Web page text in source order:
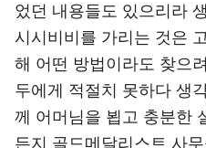
었던 내용들도 있으리라
시시비비를 가리는 것은
해 어떤 방법이라도 찾으
두에게 적절치 못하다 생
께 어머님을 뵙고 충분한
든지 골드메달리스트 사